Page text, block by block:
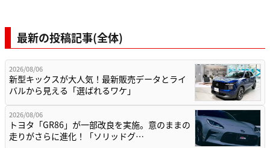
最新の投稿記事(全体)
2026/08/06
新型キックスが大人気！最新販売データとライ
バルから見える「選ばれるワケ」
2026/08/06
トヨタ「GR86」が一部改良を実施。意のままの
走りがさらに進化！「ソリッドグ…